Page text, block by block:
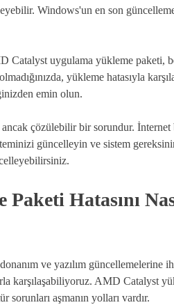
Windows'un en son
Catalyst uygulama yükleme paketi,
yükleme hatasıyla
emin olun.
çözülebilir bir sorundur. İnternet
güncelleyin ve sistem
Hatasını
ve yazılım güncellemelerine
karşılaşabiliyoruz. AMD Catalyst
sorunları aşmanın yolları vardır.